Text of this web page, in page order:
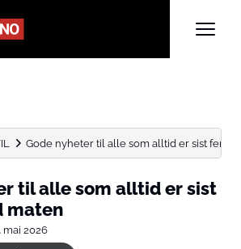
Gode nyheter til alle som alltid er sist
til alle som alltid er sist
maten
mai 2026